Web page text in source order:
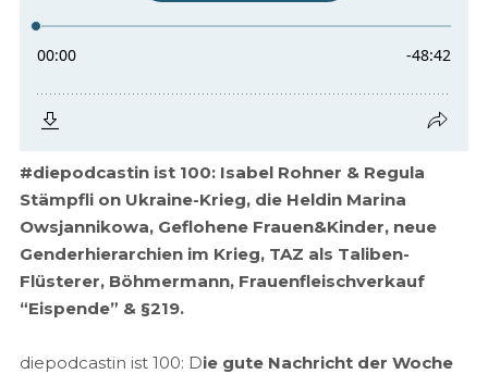
#diepodcastin ist 100: Isabel Rohner & Regula
Stämpfli on Ukraine-Krieg, die Heldin Marina
Owsjannikowa, Geflohene Frauen&Kinder, neue
Genderhierarchien im Krieg, TAZ als Taliben-
Flüsterer, Böhmermann, Frauenfleischverkauf
“Eispende” & §219.
diepodcastin ist 100: Die gute Nachricht der Woche